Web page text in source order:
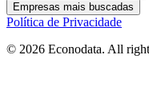
Empresas mais buscadas
Política de Privacidade
© 2026 Econodata. All